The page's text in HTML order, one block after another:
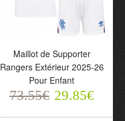
Maillot de Supporter
Rangers Extérieur 2025-
26 Pour Enfant
73.55€ 29.85€
Maillot de Supporter
Rangers Extérieur 2025-26
Pour Enfant
73.55€ 29.85€